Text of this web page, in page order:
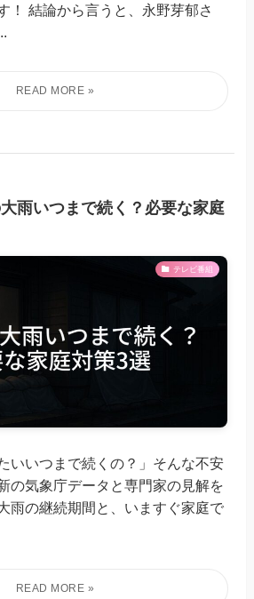
！ 結論から言うと、永野芽郁さ
雨いつまで続く？必要な家庭
テレビ番組
いいつまで続くの？」そんな不安
の気象庁データと専門家の見解を
雨の継続期間と、いますぐ家庭で